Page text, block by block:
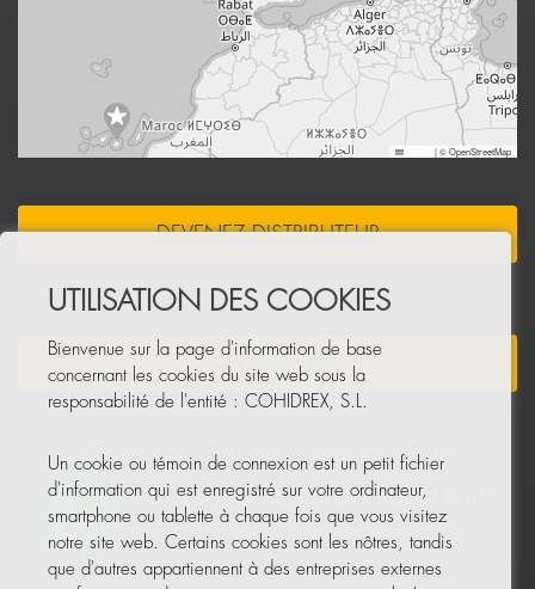
|© OpenStreetMap
DEVENEZ DISTRIBUTEUR
NEWSLETTER
UTILISATION DES COOKIES
Bienvenue sur la page d'information de base
concernant les cookies du site web sous la
responsabilité de l'entité : COHIDREX, S.L.
Un cookie ou témoin de connexion est un petit fichier
d'information qui est enregistré sur votre ordinateur,
smartphone ou tablette à chaque fois que vous visitez
notre site web. Certains cookies sont les nôtres, tandis
que d'autres appartiennent à des entreprises externes